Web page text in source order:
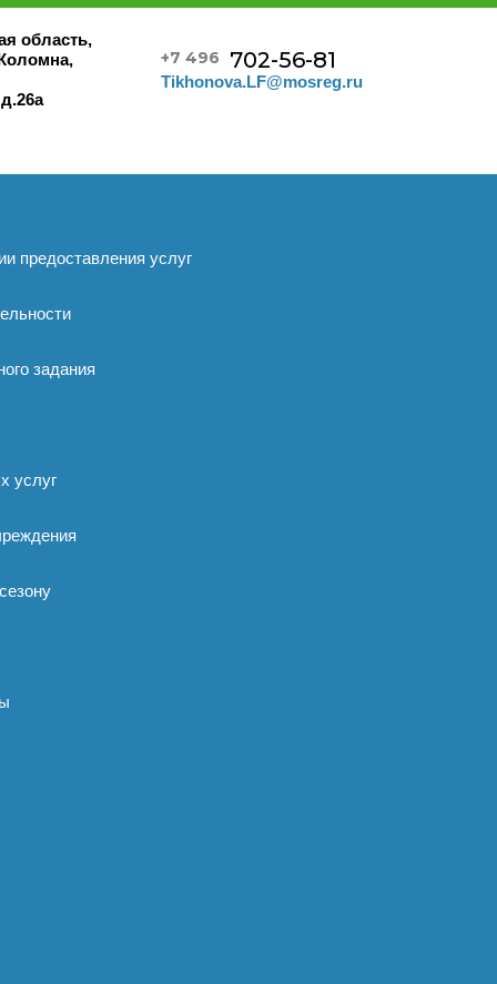
область,
+7 496 702-56-81
Tikhonova.LF@mosreg.ru
предоставления услуг
задания
услуг